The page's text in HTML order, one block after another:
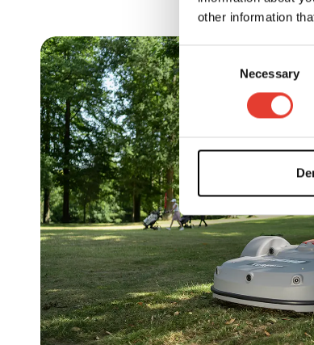
other information
Consent
Selection
Necessary